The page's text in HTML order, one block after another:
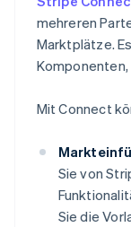
mehreren
Marktplätze.
Komponenten,
Mit Connect
Sie von
Sie die